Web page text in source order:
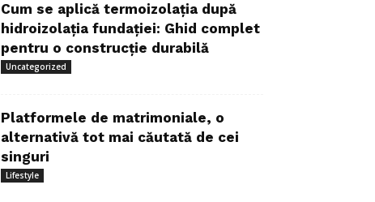
Cum se aplică termoizolația după
hidroizolația fundației: Ghid complet
pentru o construcție durabilă
Uncategorized
Platformele de matrimoniale, o
alternativă tot mai căutată de cei
singuri
Lifestyle